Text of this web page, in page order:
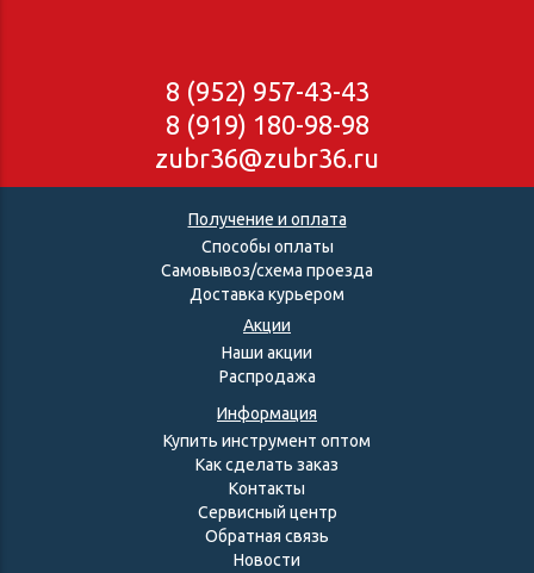
8 (952) 957-43-43
8 (919) 180-98-98
zubr36@zubr36.ru
Получение и оплата
Способы оплаты
Самовывоз/схема проезда
Доставка курьером
Акции
Наши акции
Распродажа
Информация
Купить инструмент оптом
Как сделать заказ
Контакты
Сервисный центр
Обратная связь
Новости